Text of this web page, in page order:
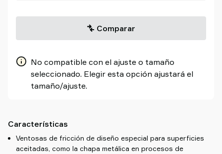
Comparar
No compatible con el ajuste o tamaño
seleccionado. Elegir esta opción ajustará el
tamaño/ajuste.
Características
Ventosas de fricción de diseño especial para superficies
aceitadas, como la chapa metálica en procesos de